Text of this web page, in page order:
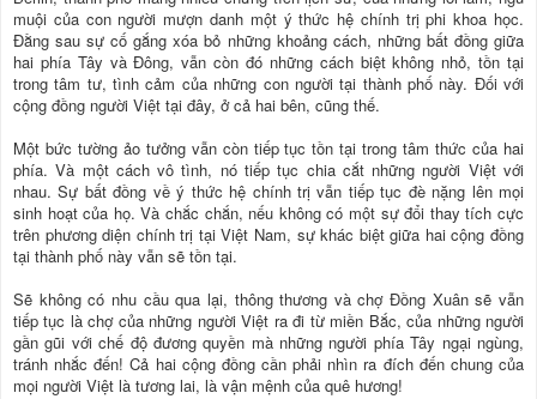
muội của con người mượn danh một ý thức hệ chính trị phi khoa học.
Đằng sau sự cố gắng xóa bỏ những khoảng cách, những bất đồng giữa
hai phía Tây và Đông, vẫn còn đó những cách biệt không nhỏ, tồn tại
trong tâm tư, tình cảm của những con người tại thành phố này. Đối với
cộng đồng người Việt tại đây, ở cả hai bên, cũng thế.
Một bức tường ảo tưởng vẫn còn tiếp tục tồn tại trong tâm thức của hai
phía. Và một cách vô tình, nó tiếp tục chia cắt những người Việt với
nhau. Sự bất đồng về ý thức hệ chính trị vẫn tiếp tục đè nặng lên mọi
sinh hoạt của họ. Và chắc chắn, nếu không có một sự đổi thay tích cực
trên phương diện chính trị tại Việt Nam, sự khác biệt giữa hai cộng đồng
tại thành phố này vẫn sẽ tồn tại.
Sẽ không có nhu cầu qua lại, thông thương và chợ Đồng Xuân sẽ vẫn
tiếp tục là chợ của những người Việt ra đi từ miền Bắc, của những người
gần gũi với chế độ đương quyền mà những người phía Tây ngại ngùng,
tránh nhắc đến! Cả hai cộng đồng cần phải nhìn ra đích đến chung của
mọi người Việt là tương lai, là vận mệnh của quê hương!